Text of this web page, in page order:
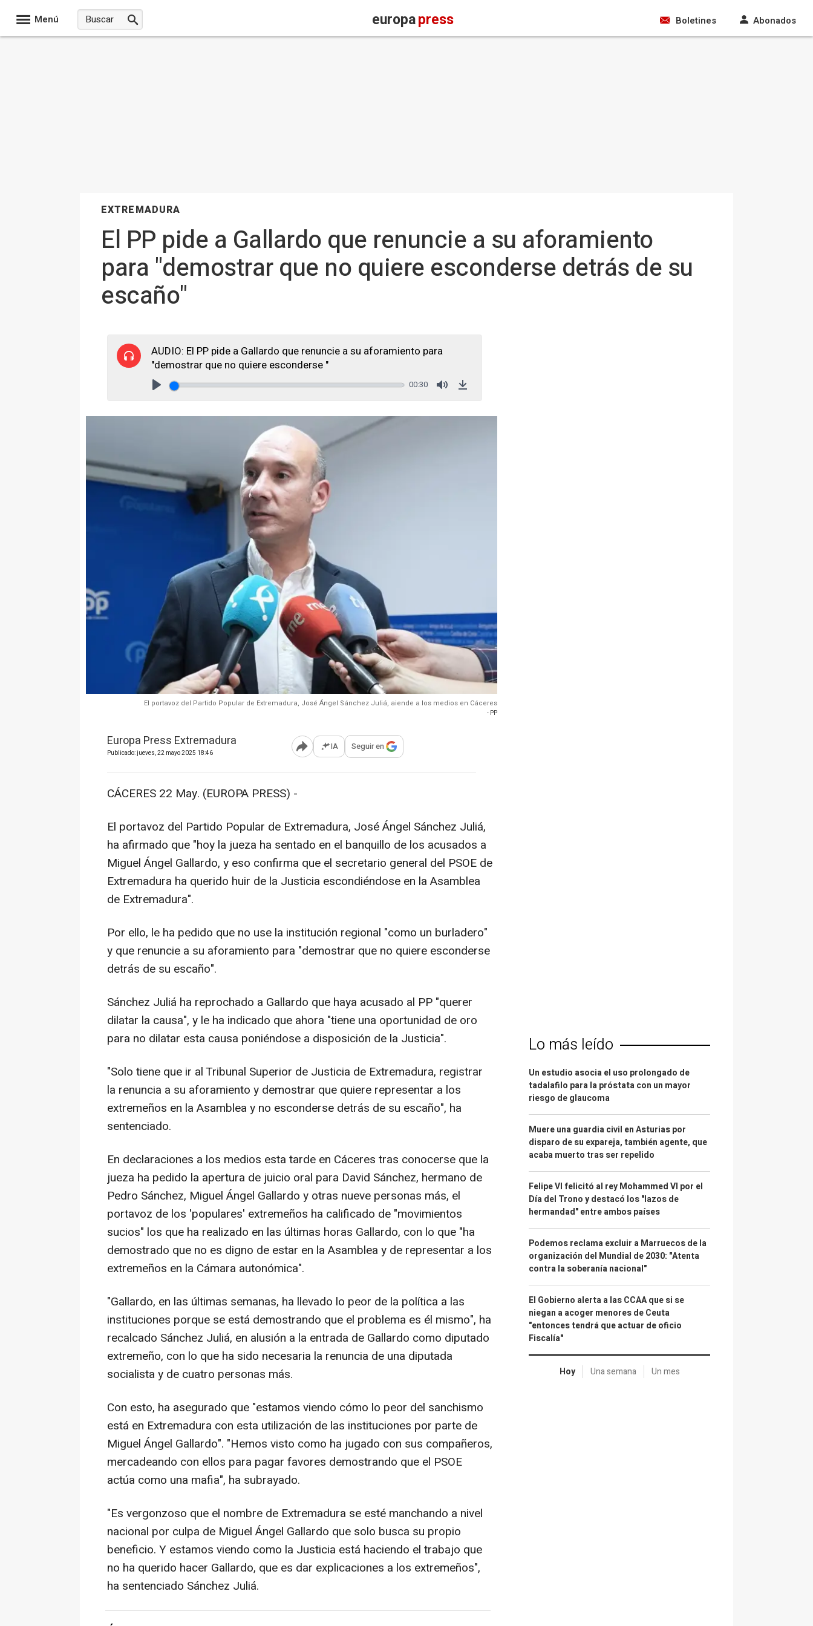
Menú europapress Boletines Abonados
EXTREMADURA
El PP pide a Gallardo que renuncie a su aforamiento
para "demostrar que no quiere esconderse detrás de su
escaño"
AUDIO: El PP pide a Gallardo que renuncie a su aforamiento para
"demostrar que no quiere esconderse "
00:30
El portavoz del Partido Popular de Extremadura, José Ángel Sánchez Juliá, aiende a los medios en Cáceres
- PP
Europa Press Extremadura
Publicado: jueves, 22 mayo 2025 18:46 Abrir opciones para compartir
IA Seguir en
CÁCERES 22 May. (EUROPA PRESS) -
El portavoz del Partido Popular de Extremadura, José Ángel Sánchez Juliá,
ha afirmado que "hoy la jueza ha sentado en el banquillo de los acusados a
Miguel Ángel Gallardo, y eso confirma que el secretario general del PSOE de
Extremadura ha querido huir de la Justicia escondiéndose en la Asamblea
de Extremadura".
Por ello, le ha pedido que no use la institución regional "como un burladero"
y que renuncie a su aforamiento para "demostrar que no quiere esconderse
detrás de su escaño".
Sánchez Juliá ha reprochado a Gallardo que haya acusado al PP "querer
dilatar la causa", y le ha indicado que ahora "tiene una oportunidad de oro
para no dilatar esta causa poniéndose a disposición de la Justicia".
"Solo tiene que ir al Tribunal Superior de Justicia de Extremadura, registrar
la renuncia a su aforamiento y demostrar que quiere representar a los
extremeños en la Asamblea y no esconderse detrás de su escaño", ha
sentenciado.
En declaraciones a los medios esta tarde en Cáceres tras conocerse que la
jueza ha pedido la apertura de juicio oral para David Sánchez, hermano de
Pedro Sánchez, Miguel Ángel Gallardo y otras nueve personas más, el
portavoz de los 'populares' extremeños ha calificado de "movimientos
sucios" los que ha realizado en las últimas horas Gallardo, con lo que "ha
demostrado que no es digno de estar en la Asamblea y de representar a los
extremeños en la Cámara autonómica".
"Gallardo, en las últimas semanas, ha llevado lo peor de la política a las
instituciones porque se está demostrando que el problema es él mismo", ha
recalcado Sánchez Juliá, en alusión a la entrada de Gallardo como diputado
extremeño, con lo que ha sido necesaria la renuncia de una diputada
socialista y de cuatro personas más.
Con esto, ha asegurado que "estamos viendo cómo lo peor del sanchismo
está en Extremadura con esta utilización de las instituciones por parte de
Miguel Ángel Gallardo". "Hemos visto como ha jugado con sus compañeros,
mercadeando con ellos para pagar favores demostrando que el PSOE
actúa como una mafia", ha subrayado.
"Es vergonzoso que el nombre de Extremadura se esté manchando a nivel
nacional por culpa de Miguel Ángel Gallardo que solo busca su propio
beneficio. Y estamos viendo como la Justicia está haciendo el trabajo que
no ha querido hacer Gallardo, que es dar explicaciones a los extremeños",
ha sentenciado Sánchez Juliá.
Lo más leído
Un estudio asocia el uso prolongado de
tadalafilo para la próstata con un mayor
riesgo de glaucoma
Muere una guardia civil en Asturias por
disparo de su expareja, también agente, que
acaba muerto tras ser repelido
Felipe VI felicitó al rey Mohammed VI por el
Día del Trono y destacó los "lazos de
hermandad" entre ambos países
Podemos reclama excluir a Marruecos de la
organización del Mundial de 2030: "Atenta
contra la soberanía nacional"
El Gobierno alerta a las CCAA que si se
niegan a acoger menores de Ceuta
"entonces tendrá que actuar de oficio
Fiscalía"
Hoy Una semana Un mes